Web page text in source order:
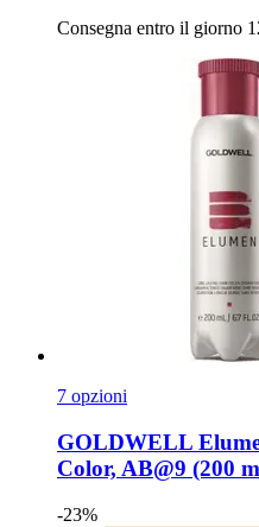
Consegna entro il giorno
7 opzioni
GOLDWELL
Color, AB@9 (200
-23%